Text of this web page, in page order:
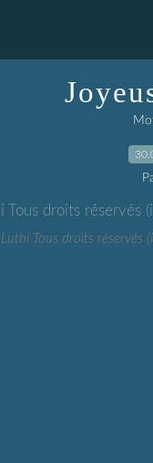
Tous droits réservés